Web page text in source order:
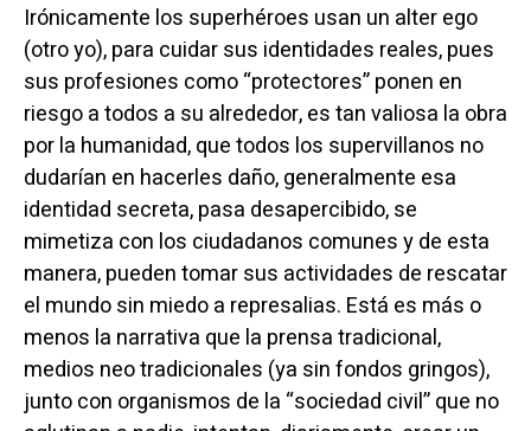
Irónicamente los superhéroes usan un alter ego
(otro yo), para cuidar sus identidades reales, pues
sus profesiones como “protectores” ponen en
riesgo a todos a su alrededor, es tan valiosa la obra
por la humanidad, que todos los supervillanos no
dudarían en hacerles daño, generalmente esa
identidad secreta, pasa desapercibido, se
mimetiza con los ciudadanos comunes y de esta
manera, pueden tomar sus actividades de rescatar
el mundo sin miedo a represalias. Está es más o
menos la narrativa que la prensa tradicional,
medios neo tradicionales (ya sin fondos gringos),
junto con organismos de la “sociedad civil” que no